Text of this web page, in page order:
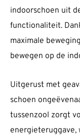
indoorschoen uit
functionaliteit.
maximale
bewegen op de
Uitgerust met
schoen
tussenzool zorgt
energieteruggave,